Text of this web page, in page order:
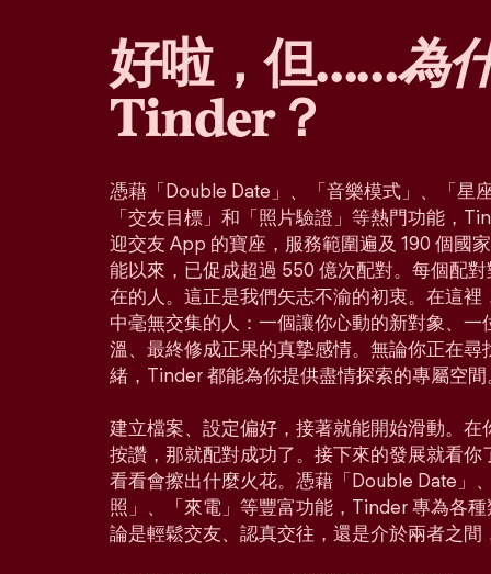
好啦，但……為
Tinder？
憑藉「Double Date」、「音樂模式」、「星
「交友目標」和「照片驗證」等熱門功能，
迎交友 App 的寶座，服務範圍遍及 190 個國
能以來，已促成超過 550 億次配對。每個配
在的人。這正是我們矢志不渝的初衷。在這
中毫無交集的人：一個讓你心動的新對象、
溫、最終修成正果的真摯感情。無論你正在
緒，Tinder 都能為你提供盡情探索的專屬空間
建立檔案、設定偏好，接著就能開始滑動。
按讚，那就配對成功了。接下來的發展就看
看看會擦出什麼火花。憑藉「Double Date」
照」、「來電」等豐富功能，Tinder 專為各
論是輕鬆交友、認真交往，還是介於兩者之間